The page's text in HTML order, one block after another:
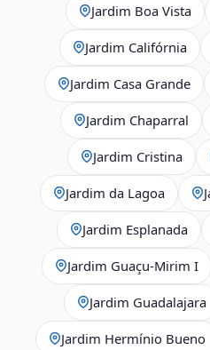
Jardim Boa Vista
Jardim Califórnia
Jardim Casa Grande
Jardim Chaparral
Jardim Cristina
Jardim da Lagoa
Jardim Esplanada
Jardim Guaçu‑Mirim I
Jardim Guadalajara
Jardim Hermínio Bueno